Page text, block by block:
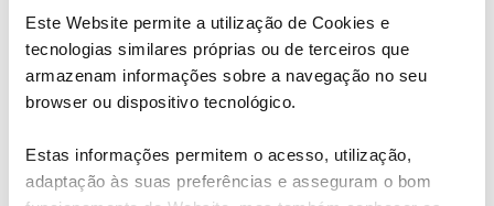
Este Website permite a utilização de Cookies e
tecnologias similares próprias ou de terceiros que
armazenam informações sobre a navegação no seu
browser ou dispositivo tecnológico.
Estas informações permitem o acesso, utilização,
adaptação às suas preferências e asseguram o bom
A orientação é fornecida aos veículos por
marcadores pictóricos instalados no parque de
estacionamento, uma abordagem que pode ser
Enquanto o dono do veículo estiver ausente, as
encomendas que ele espera são entregues no
porta-bagagens do veículo e o serviço de lavandaria